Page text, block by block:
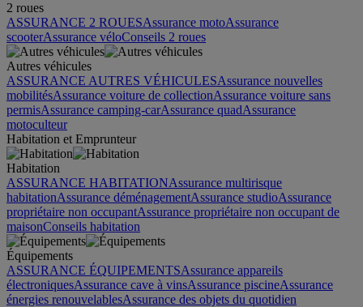
2 roues
ASSURANCE 2 ROUESAssurance motoAssurance
scooterAssurance véloConseils 2 roues
Autres véhicules
ASSURANCE AUTRES VÉHICULESAssurance nouvelles
mobilitésAssurance voiture de collectionAssurance voiture sans
permisAssurance camping-carAssurance quadAssurance
motoculteur
Habitation et Emprunteur
Habitation
ASSURANCE HABITATIONAssurance multirisque
habitationAssurance déménagementAssurance studioAssurance
propriétaire non occupantAssurance propriétaire non occupant de
maisonConseils habitation
Équipements
ASSURANCE ÉQUIPEMENTSAssurance appareils
électroniquesAssurance cave à vinsAssurance piscineAssurance
énergies renouvelablesAssurance des objets du quotidien